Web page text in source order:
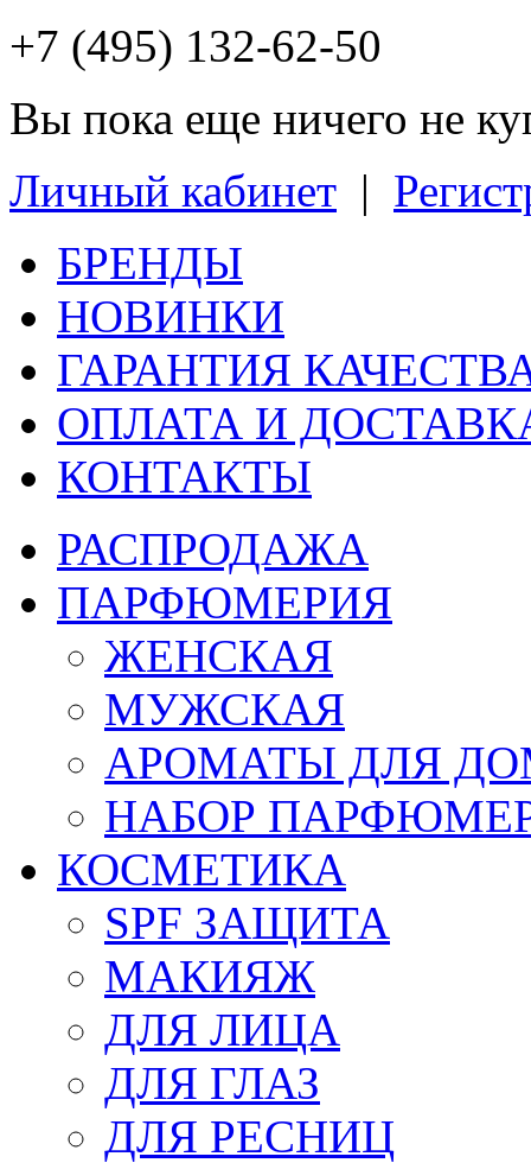
+7 (495) 132-62-50
Вы пока еще ничего не
Личный кабинет |
БРЕНДЫ
НОВИНКИ
ГАРАНТИЯ
ОПЛАТА И
КОНТАКТЫ
РАСПРОДАЖА
ПАРФЮМЕРИЯ
ЖЕНСКАЯ
МУЖСКАЯ
АРОМАТЫ ДЛЯ
НАБОР
КОСМЕТИКА
SPF ЗАЩИТА
МАКИЯЖ
ДЛЯ ЛИЦА
ДЛЯ ГЛАЗ
ДЛЯ РЕСНИЦ